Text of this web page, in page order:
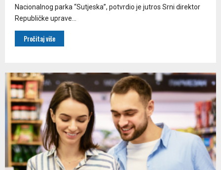
Nacionalnog parka “Sutjeska”, potvrdio je jutros Srni direktor
Republičke uprave...
Pročitaj više